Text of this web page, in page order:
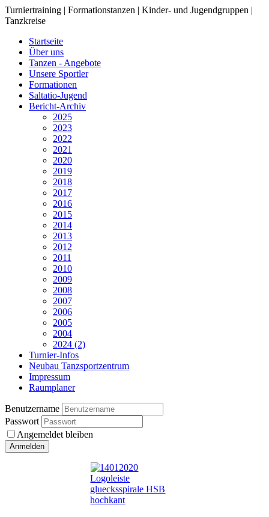
Turniertraining | Formationstanzen | Kinder- und Jugendgruppen |
Tanzkreise
Startseite
Über uns
Tanzen - Angebote
Unsere Sportler
Formationen
Saltatio-Jugend
Bericht-Archiv
2025
2023
2022
2021
2020
2019
2018
2017
2016
2015
2014
2013
2012
2011
2010
2009
2008
2007
2006
2005
2004
2024 (2)
Turnier-Infos
Neubau Tanzsportzentrum
Impressum
Raumplaner
Benutzername
Passwort
Angemeldet bleiben